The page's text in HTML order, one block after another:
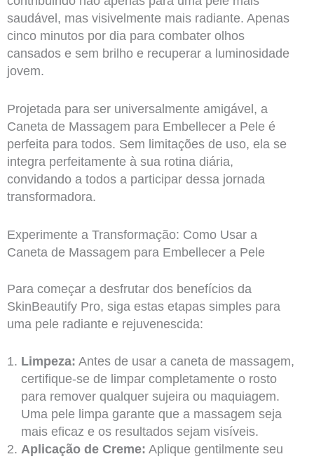
saudável, mas visivelmente mais radiante. Apenas
cinco minutos por dia para combater olhos
cansados e sem brilho e recuperar a luminosidade
jovem.
Projetada para ser universalmente amigável, a
Caneta de Massagem para Embellecer a Pele é
perfeita para todos. Sem limitações de uso, ela se
integra perfeitamente à sua rotina diária,
convidando a todos a participar dessa jornada
transformadora.
Experimente a Transformação: Como Usar a
Caneta de Massagem para Embellecer a Pele
Para começar a desfrutar dos benefícios da
SkinBeautify Pro, siga estas etapas simples para
uma pele radiante e rejuvenescida:
Limpeza: Antes de usar a caneta de massagem,
certifique-se de limpar completamente o rosto
para remover qualquer sujeira ou maquiagem.
Uma pele limpa garante que a massagem seja
mais eficaz e os resultados sejam visíveis.
Aplicação de Creme: Aplique gentilmente seu